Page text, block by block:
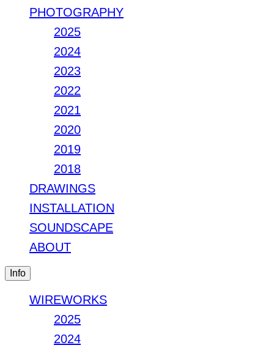
PHOTOGRAPHY
2025
2024
2023
2022
2021
2020
2019
2018
DRAWINGS
INSTALLATION
SOUNDSCAPE
ABOUT
Info
WIREWORKS
2025
2024